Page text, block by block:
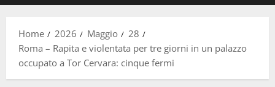
Home
2026 Maggio
28
Roma – Rapita e violentata per tre giorni in un palazzo
occupato a Tor Cervara: cinque fermi